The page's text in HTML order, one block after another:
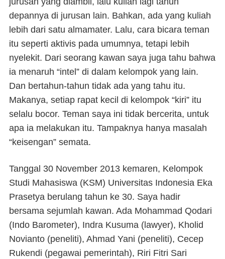
depannya di jurusan lain. Bahkan, ada yang kuliah
lebih dari satu almamater. Lalu, cara bicara teman
itu seperti aktivis pada umumnya, tetapi lebih
nyelekit. Dari seorang kawan saya juga tahu bahwa
ia menaruh “intel” di dalam kelompok yang lain.
Dan bertahun-tahun tidak ada yang tahu itu.
Makanya, setiap rapat kecil di kelompok “kiri” itu
selalu bocor. Teman saya ini tidak bercerita, untuk
apa ia melakukan itu. Tampaknya hanya masalah
“keisengan” semata.
Tanggal 30 November 2013 kemaren, Kelompok
Studi Mahasiswa (KSM) Universitas Indonesia Eka
Prasetya berulang tahun ke 30. Saya hadir
bersama sejumlah kawan. Ada Mohammad Qodari
(Indo Barometer), Indra Kusuma (lawyer), Kholid
Novianto (peneliti), Ahmad Yani (peneliti), Cecep
Rukendi (pegawai pemerintah), Riri Fitri Sari